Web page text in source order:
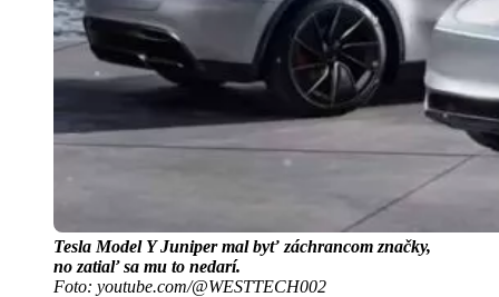
Tesla Model Y Juniper mal byť záchrancom značky,
no zatiaľ sa mu to nedarí.
Foto: youtube.com/@WESTTECH002